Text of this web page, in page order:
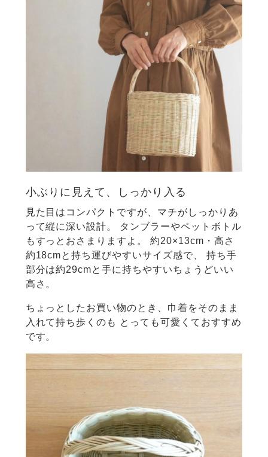
小ぶりに見えて、しっかり入る
見た目はコンパクトですが、マチがしっかりあ
って縦に深い設計。
タンブラーやペットボトル
もすっとおさまりますよ。
約20×13cm・高さ
約18cmと持ち運びやすいサイズ感で、
持ち手
部分は約29cmと手に持ちやすいちょうどいい
高さ。
ちょっとしたお買い物のとき、巾着をそのまま
入れて持ち歩くのも とっても可愛くておすすめ
です。